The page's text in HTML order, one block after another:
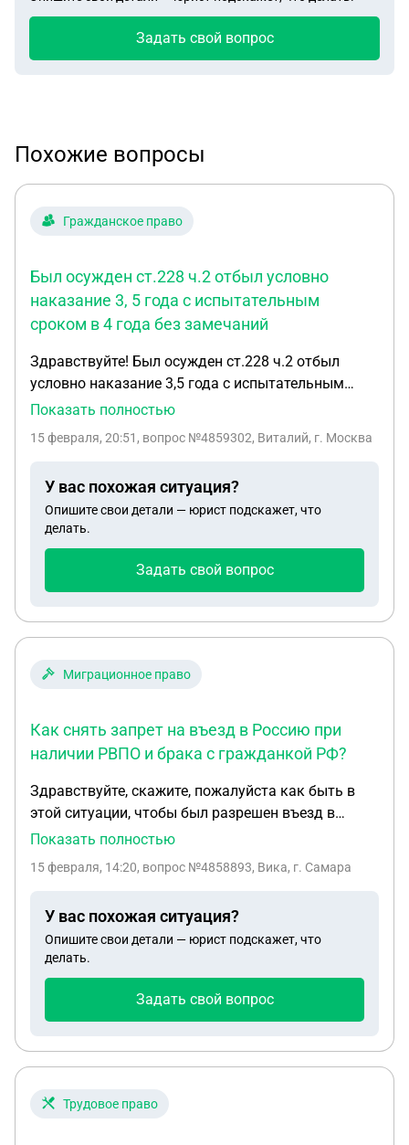
Задать свой вопрос
Похожие вопросы
Гражданское право
Был осужден ст.228 ч.2 отбыл условно
наказание 3, 5 года с испытательным
сроком в 4 года без замечаний
Здравствуйте! Был осужден ст.228 ч.2 отбыл
условно наказание 3,5 года с испытательным
сроком в 4 года без замечаний . Осужден был
получить разрешение на приобретение и ношения
Показать полностью
15 февраля, 20:51 , вопрос №4859302, Виталий, г. Москва
У вас похожая ситуация?
Опишите свои детали — юрист подскажет, что
делать.
Задать свой вопрос
Миграционное право
Как снять запрет на въезд в Россию при
наличии РВПО и брака с гражданкой РФ?
Здравствуйте, скажите, пожалуйста как быть в
этой ситуации, чтобы был разрешен въезд в
Россию, студент второго курса университета,
попал в реестры контролируемых лиц, есть РВПО,
официальный брак если будущая жена гражданка
России
Показать полностью
15 февраля, 14:20, вопрос №4858893, Вика, г. Самара
У вас похожая ситуация?
Опишите свои детали — юрист подскажет, что
делать.
Задать свой вопрос
Трудовое право